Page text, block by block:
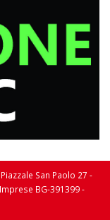
San Paolo 27 -
BG-391399 -